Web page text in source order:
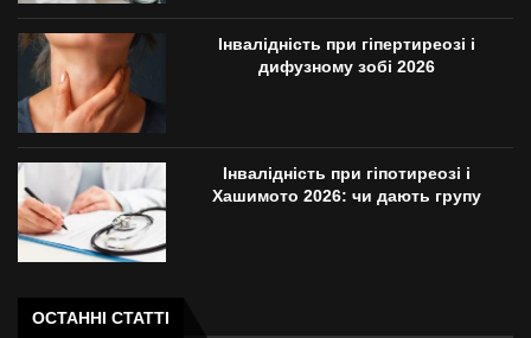
Інвалідність при гіпертиреозі і
дифузному зобі 2026
Інвалідність при гіпотиреозі і
Хашимото 2026: чи дають групу
ОСТАННІ СТАТТІ